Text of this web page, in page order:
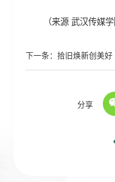
（来源 武汉传媒
下一条：拾旧焕新创美
分享